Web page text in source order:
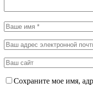
Сохраните мое имя,